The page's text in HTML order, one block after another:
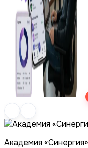
Академия «Синергия»